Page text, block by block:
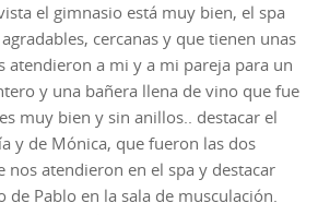
el gimnasio está muy bien, el spa
cercanas y que tienen unas
atendieron a mi y a mi pareja para un
y una bañera llena de vino que fue
muy bien y sin anillos.. destacar el
y de Mónica, que fueron las dos
nos atendieron en el spa y destacar
de Pablo en la sala de musculación.